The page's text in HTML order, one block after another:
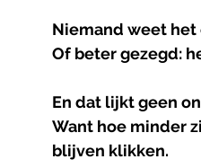
Niemand weet het
Of beter gezegd:
En dat lijkt geen
Want hoe minder
blijven klikken.